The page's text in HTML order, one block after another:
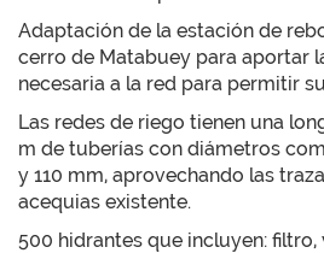
Adaptación de la estación de
cerro de Matabuey para aportar
necesaria a la red para permitir
Las redes de riego tienen una
m de tuberías con diámetros
y 110 mm, aprovechando las
acequias existente.
500 hidrantes que incluyen: